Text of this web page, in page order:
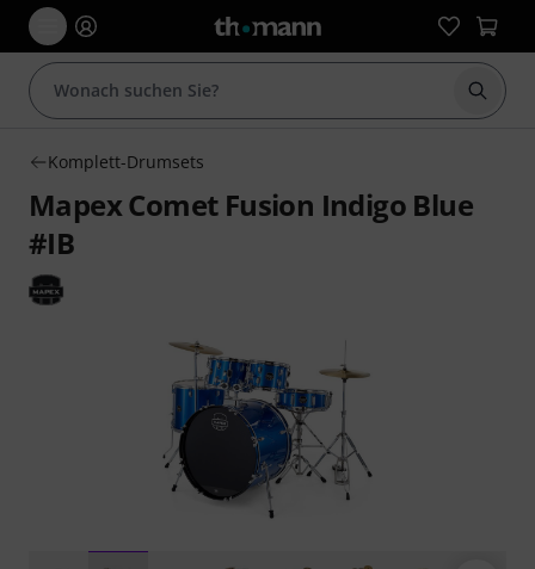
Suche
Komplett-Drumsets
Mapex Comet Fusion Indigo Blue
#IB